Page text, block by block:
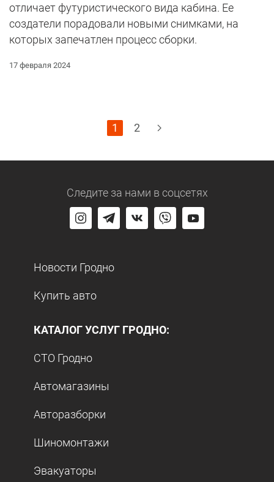
отличает футуристического вида кабина. Ее
создатели порадовали новыми снимками, на
которых запечатлен процесс сборки.
17 февраля 2024
1 2
Следите за нами в соцсетях
Новости Гродно
Купить авто
КАТАЛОГ УСЛУГ ГРОДНО:
СТО Гродно
Автомагазины
Авторазборки
Шиномонтажи
Эвакуаторы